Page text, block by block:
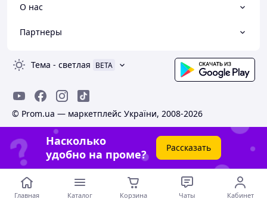
О нас
Партнеры
Тема - светлая BETA
© Prom.ua — маркетплейс України, 2008-2026
Насколько
удобно на проме?
Рассказать
Главная Каталог Корзина Чаты Кабинет